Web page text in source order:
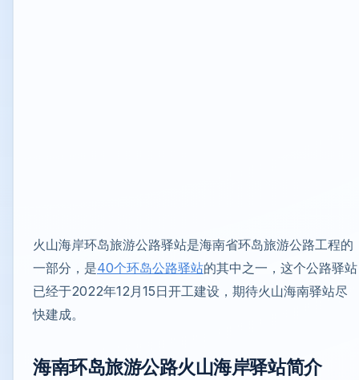
火山海岸环岛旅游公路驿站是海南省环岛旅游公路工程的
一部分，是40个环岛公路驿站的其中之一，这个公路驿站
已经于2022年12月15日开工建设，期待火山海南驿站尽
快建成。
海南环岛旅游公路火山海岸驿站简介